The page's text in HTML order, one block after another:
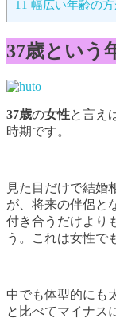
11 幅広い年齢の
37歳という
37歳の女性と言え
時期です。
見た目だけで結婚
が、将来の伴侶と
付き合うだけより
う。これは女性で
中でも体型的にも
と比べてマイナス